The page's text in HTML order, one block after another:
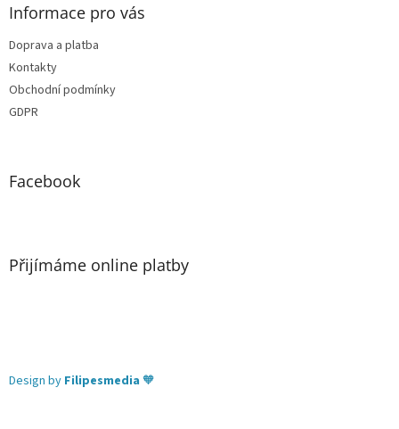
Informace pro vás
Doprava a platba
Kontakty
Obchodní podmínky
GDPR
Facebook
Přijímáme online platby
Design by Filipesmedia 🧡